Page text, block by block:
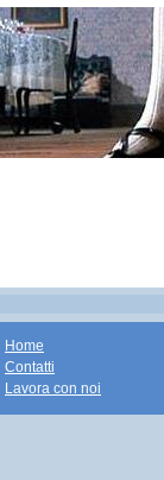
Home
Contatti
Lavora con noi